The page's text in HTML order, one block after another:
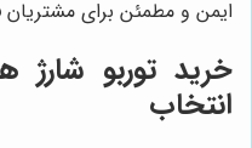
ایمن و مطمئن برای مشتریان
انتخاب